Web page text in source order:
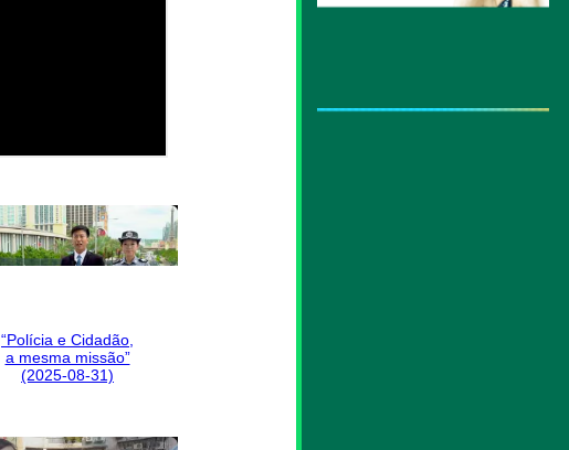
“Polícia e Cidadão,
a mesma missão”
(2025-08-31)